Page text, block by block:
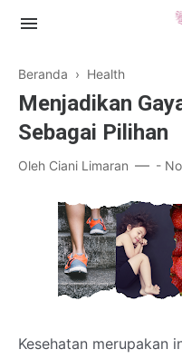
Islamic Lifestyle
Book Review
Health
Cerpen
Beranda › Health
Menjadikan
Sebagai Pilihan
Oleh Ciani Limaran -
Kesehatan merupakan